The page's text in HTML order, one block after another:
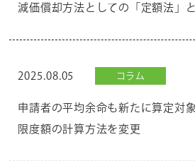
減価償却方法としての「定額法」
2025.08.05 コラム
申請者の平均余命も新たに算定対
限度額の計算方法を変更